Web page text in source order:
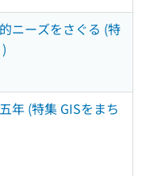
ニーズをさぐる (特
年 (特集 GISをまち